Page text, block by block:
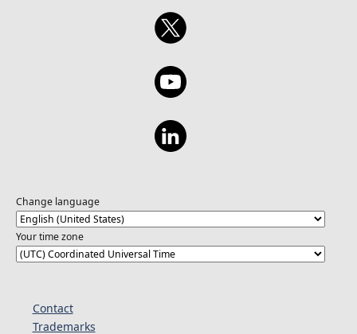
Change language
Your time zone
Contact
Trademarks